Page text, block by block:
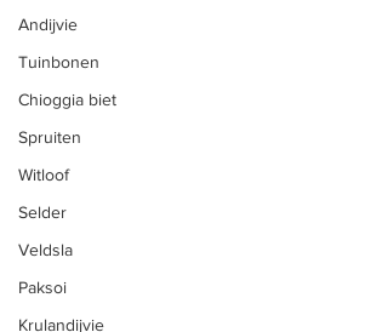
Andijvie
Tuinbonen
Chioggia biet
Spruiten
Witloof
Selder
Veldsla
Paksoi
Krulandijvie
Zelfoogst
Zelfpluk
CSA Herk-de-Stad
Vleespakketten
Hoevevlees